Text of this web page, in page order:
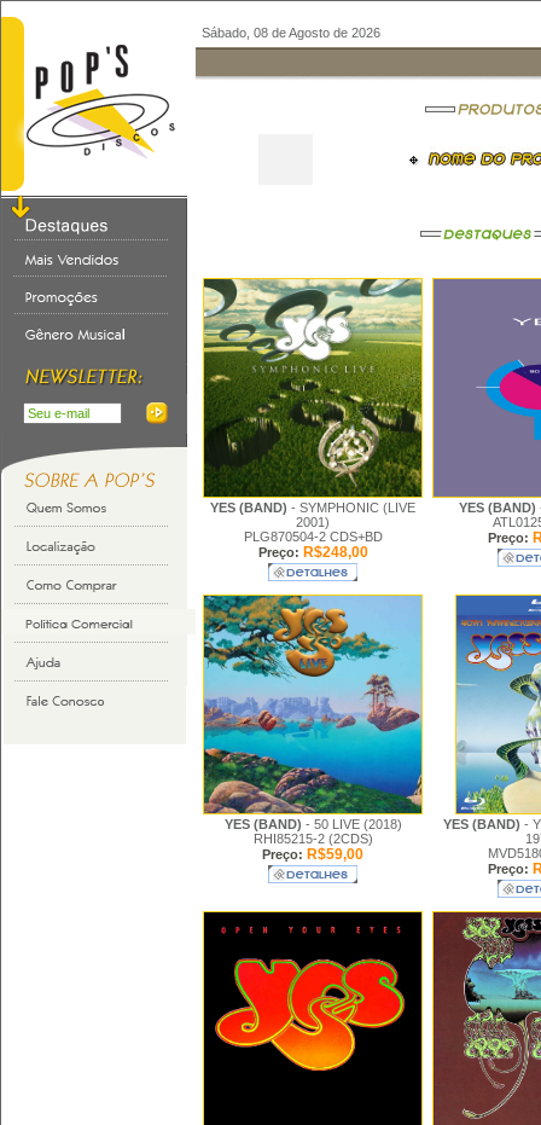
Sábado, 08 de Agosto de 2026
YES (BAND) - SYMPHONIC (LIVE
2001)
PLG870504-2 CDS+BD
Preço: R$248,00
YES (BAND)
Preço:
YES (BAND) - 50 LIVE (2018)
RHI85215-2 (2CDS)
Preço: R$59,00
YES (BAND) -
Preço: